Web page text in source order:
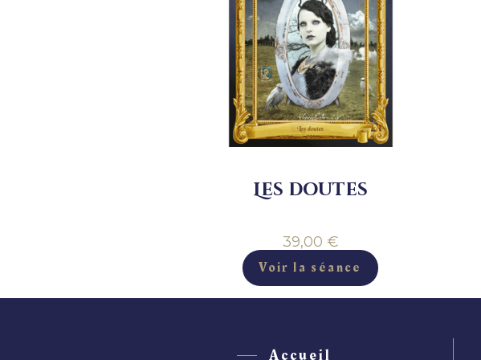
Les doutes
39,00 €
Voir la séance
Accueil